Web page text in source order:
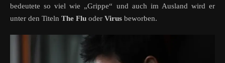
bedeutete so viel wie „Grippe“ und auch im Ausland wird er
unter den Titeln The Flu oder Virus beworben.